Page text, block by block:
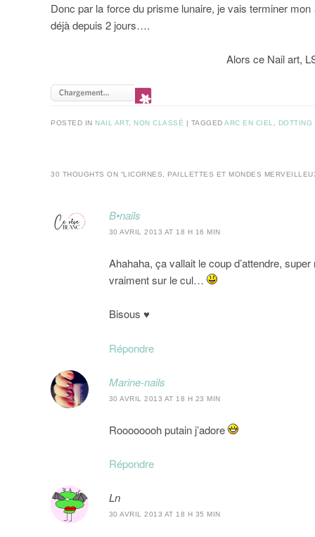
Donc par la force du prisme lunaire, je vais terminer
déjà depuis 2 jours….
Alors ce Nail art,
POSTED IN NAIL ART, NON CLASSÉ TAGGEDARC EN CIEL , DOTTING
30 THOUGHTS ON “LICORNES, PAILLETTES ET MONDES
B•nails
30 AVRIL 2013 AT 18 H 16 MIN
Ahahaha, ça vallait le coup d’attendre,
vraiment sur le cul…
Bisous ♥
Répondre
Marine-nails
30 AVRIL 2013 AT 18 H 23 MIN
Roooooooh putain j’adore
Répondre
Ln
30 AVRIL 2013 AT 18 H 35 MIN